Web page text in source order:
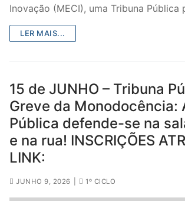
Inovação (MECI), uma Tribuna Pública
LER MAIS...
15 de JUNHO – Tribuna
Greve da Monodocência:
Pública defende-se na
e na rua! INSCRIÇÕES
LINK:
JUNHO 9, 2026 1º CICLO